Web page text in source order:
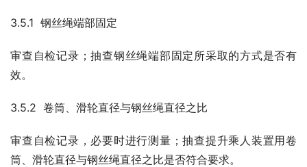
3.5.1  钢丝绳端部固定
审查自检记录；抽查钢丝绳端部固定所采取的方式是否有
效。
3.5.2  卷筒、滑轮直径与钢丝绳直径之比
审查自检记录，必要时进行测量；抽查提升乘人装置用卷
筒、滑轮直径与钢丝绳直径之比是否符合要求。